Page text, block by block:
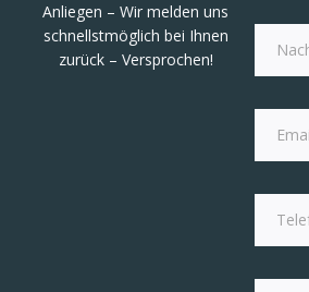
Anliegen – Wir melden uns
schnellstmöglich bei Ihnen
zurück – Versprochen!